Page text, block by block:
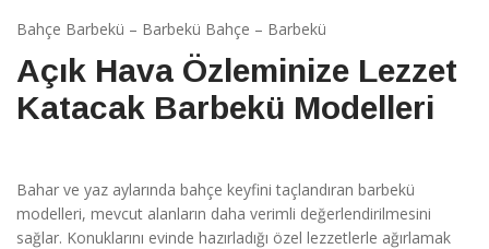
Bahçe Barbekü – Barbekü Bahçe – Barbekü
Açık Hava Özleminize Lezzet
Katacak Barbekü Modelleri
Bahar ve yaz aylarında bahçe keyfini taçlandıran barbekü
modelleri, mevcut alanların daha verimli değerlendirilmesini
sağlar. Konuklarını evinde hazırladığı özel lezzetlerle ağırlamak